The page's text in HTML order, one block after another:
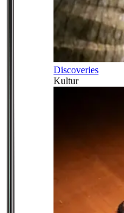
Discoveries
Kultur